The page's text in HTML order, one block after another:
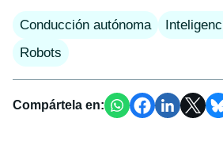
Conducción autónoma
Robots
Compártela en: